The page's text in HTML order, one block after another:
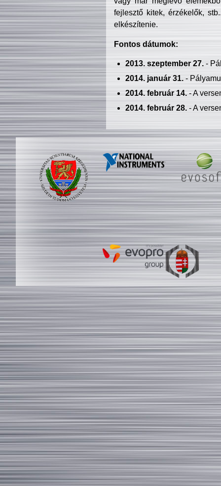
fejlesztő kitek, érzékelők,
elkészítenie.
Fontos dátumok:
2013. szeptember 27.-
2014. január 31.-
2014. február 14.- A
2014. február 28.- A